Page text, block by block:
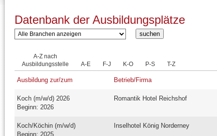
Datenbank der Ausbildungsplätze
A-Z nach
Ausbildungsstelle
A-E F-J K-O P-S T-Z
Ausbildung zur/zum Betrieb/Firma
Koch (m/w/d) 2026
Beginn: 2026
Romantik Hotel Reichshof
Koch/Köchin (m/w/d)
Beginn: 2025
Inselhotel König Norderney